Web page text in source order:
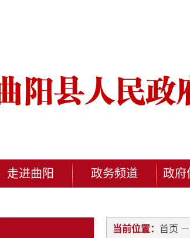
走进曲阳 政务频道 政府
当前位置： 首页 －